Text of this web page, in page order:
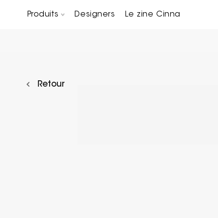
Produits Designers Le zine Cinna
Retour